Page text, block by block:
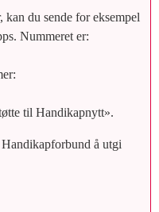
du sende for eksempel
Nummeret er:
til Handikapnytt».
å utgi